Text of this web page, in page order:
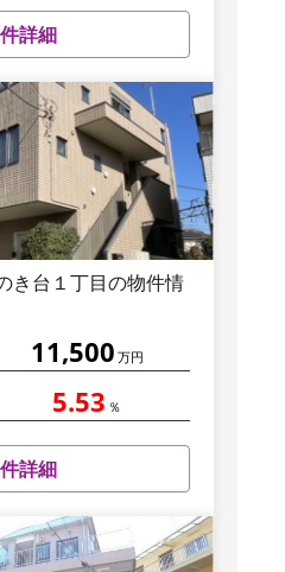
詳細
き台１丁目の物件情
11,500 万円
5.53 ％
詳細